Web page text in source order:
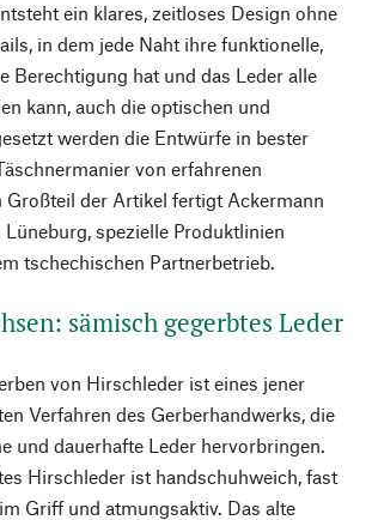
ein klares, zeitloses Design ohne
in dem jede Naht ihre funktionelle,
Berechtigung hat und das Leder alle
kann, auch die optischen und
werden die Entwürfe in bester
von erfahrenen
Großteil der Artikel fertigt Ackermann
spezielle Produktlinien
tschechischen Partnerbetrieb.
sämisch gegerbtes Leder
von Hirschleder ist eines jener
Verfahren des Gerberhandwerks, die
und dauerhafte Leder hervorbringen.
Hirschleder ist handschuhweich, fast
Griff und atmungsaktiv. Das alte